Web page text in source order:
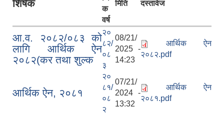
शिर्षक
क
वर्ष
मिति दस्तावेज
आ.व. २०८२/०८३ को
लागि आर्थिक ऐन
२०८२(कर तथा शुल्क
२०
८२/
०८
३
08/21/
2025 -
14:23
आर्थिक ऐन
२०८२.pdf
आर्थिक ऐन, २०८१
२०
८१/
०८
२
07/21/
2024 -
13:32
आर्थिक ऐन
२०८१.pdf